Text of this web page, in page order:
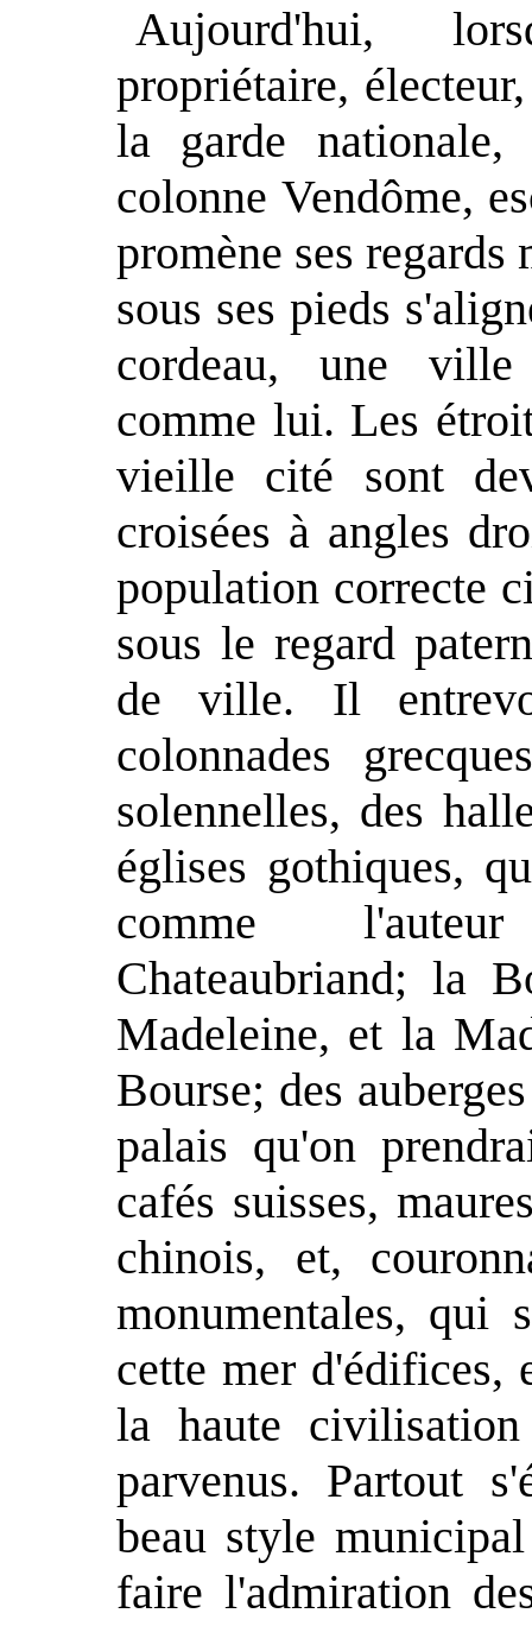
Aujourd'hui,
propriétaire,
la garde
colonne Vendôme,
promène ses
sous ses pieds
cordeau, une ville
comme lui. Les
vieille cité sont
croisées à angles
population correcte
sous le regard
de ville. Il
colonnades
solennelles, des
églises gothiques,
comme
Chateaubriand; la
Madeleine, et la
Bourse; des
palais qu'on
cafés suisses,
chinois, et,
monumentales, qui
cette mer d'édifices,
la haute
parvenus. Partout
beau style
faire l'admiration